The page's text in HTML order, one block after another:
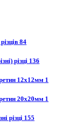
84
різці 136
12х12мм 1
20х20мм 1
різці 155